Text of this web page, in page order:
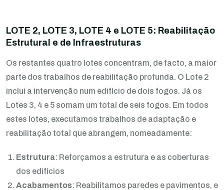
LOTE 2, LOTE 3, LOTE 4 e LOTE 5: Reabilitação
Estrutural e de Infraestruturas
Os restantes quatro lotes concentram, de facto, a maior
parte dos trabalhos de reabilitação profunda. O Lote 2
inclui a intervenção num edifício de dois fogos. Já os
Lotes 3, 4 e 5 somam um total de seis fogos. Em todos
estes lotes, executamos trabalhos de adaptação e
reabilitação total que abrangem, nomeadamente:
Estrutura: Reforçamos a estrutura e as coberturas
dos edifícios
Acabamentos: Reabilitamos paredes e pavimentos, e